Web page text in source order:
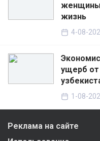
женщины
жизнь
4-08-
ущерб от
1-08-
Реклама на сайте